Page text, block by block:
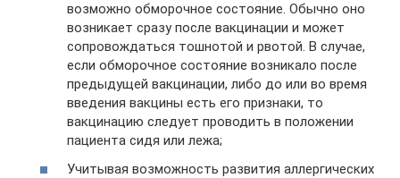
возможно обморочное состояние. Обычно оно
возникает сразу после вакцинации и может
сопровождаться тошнотой и рвотой. В случае,
если обморочное состояние возникало после
предыдущей вакцинации, либо до или во время
введения вакцины есть его признаки, то
вакцинацию следует проводить в положении
пациента сидя или лежа;
Учитывая возможность развития аллергических